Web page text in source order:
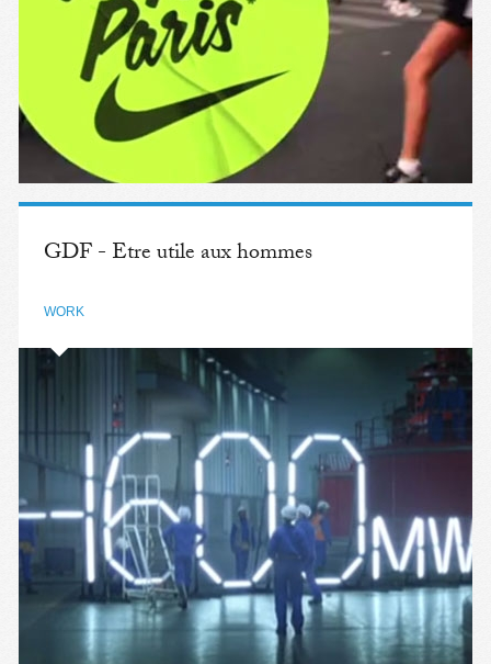
GDF - Etre utile aux hommes
WORK